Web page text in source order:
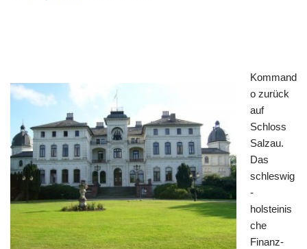
Kommand
o zurück
auf
Schloss
Salzau.
Das
schleswig
-
holsteinis
che
Finanz-